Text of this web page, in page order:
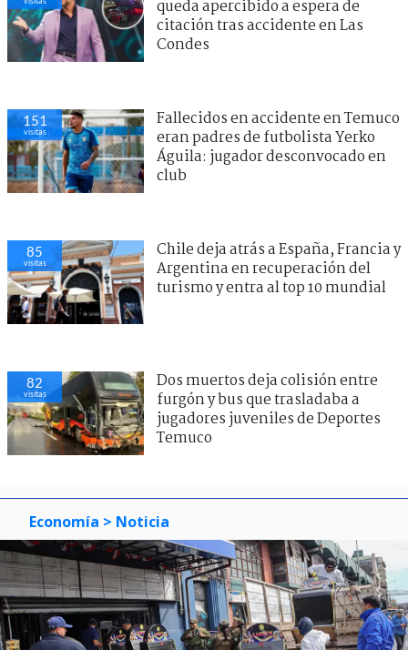
queda apercibido a espera de
citación tras accidente en Las
Condes
151
visitas
Fallecidos en accidente en Temuco
eran padres de futbolista Yerko
Águila: jugador desconvocado en
club
85
visitas
Chile deja atrás a España, Francia y
Argentina en recuperación del
turismo y entra al top 10 mundial
82
visitas
Dos muertos deja colisión entre
furgón y bus que trasladaba a
jugadores juveniles de Deportes
Temuco
Economía > Noticia